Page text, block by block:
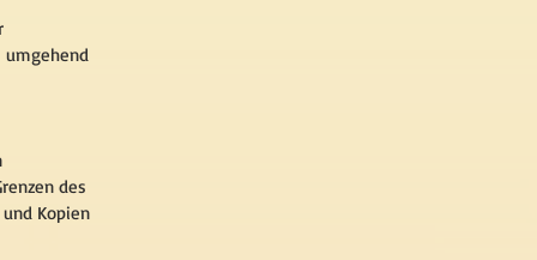
umgehend
des
Kopien